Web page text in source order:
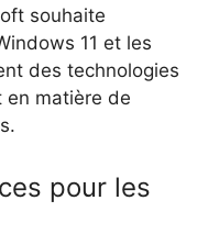
souhaite
11 et les
des technologies
en matière de
pour les